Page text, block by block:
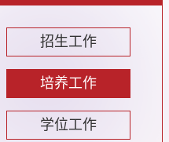
招生工作
培养工作
学位工作